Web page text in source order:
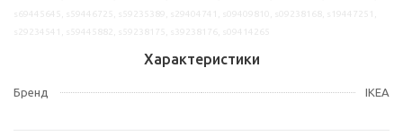
Характеристики
Бренд IKEA